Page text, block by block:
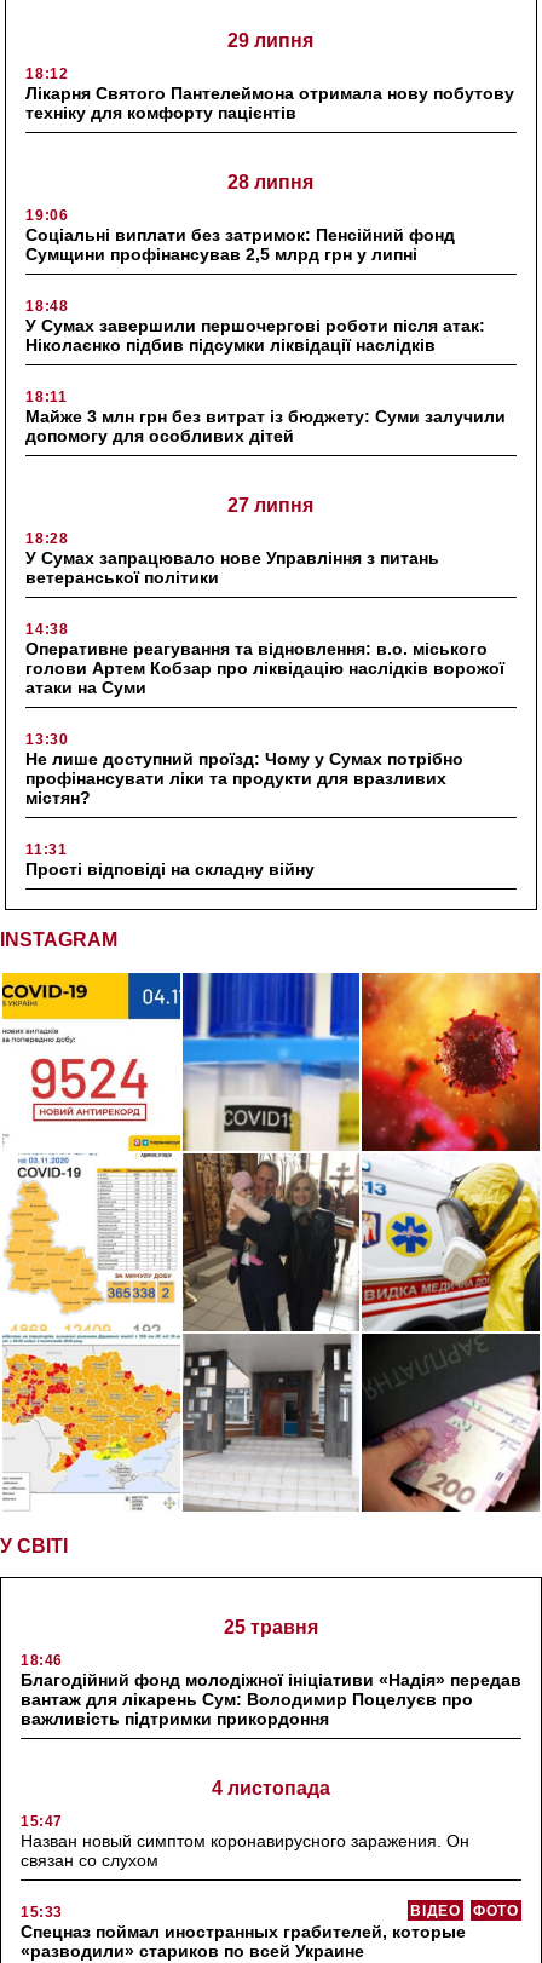
29 липня
18:12
Лікарня Святого Пантелеймона отримала нову побутову
техніку для комфорту пацієнтів
28 липня
19:06
Соціальні виплати без затримок: Пенсійний фонд
Сумщини профінансував 2,5 млрд грн у липні
18:48
У Сумах завершили першочергові роботи після атак:
Ніколаєнко підбив підсумки ліквідації наслідків
18:11
Майже 3 млн грн без витрат із бюджету: Суми залучили
допомогу для особливих дітей
27 липня
18:28
У Сумах запрацювало нове Управління з питань
ветеранської політики
14:38
Оперативне реагування та відновлення: в.о. міського
голови Артем Кобзар про ліквідацію наслідків ворожої
атаки на Суми
13:30
Не лише доступний проїзд: Чому у Сумах потрібно
профінансувати ліки та продукти для вразливих
містян?
11:31
Прості відповіді на складну війну
INSTAGRAM
У СВІТІ
25 травня
18:46
Благодійний фонд молодіжної ініціативи «Надія» передав
вантаж для лікарень Сум: Володимир Поцелуєв про
важливість підтримки прикордоння
4 листопада
15:47
Назван новый симптом коронавирусного заражения. Он
связан со слухом
15:33 ФОТО
ВІДЕО
Спецназ поймал иностранных грабителей, которые
«разводили» стариков по всей Украине